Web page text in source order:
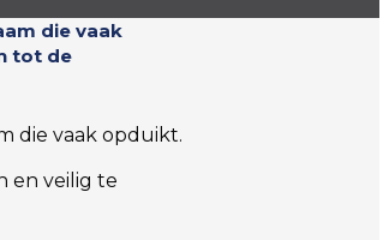
die vaak
tot de
die vaak opduikt.
en veilig te